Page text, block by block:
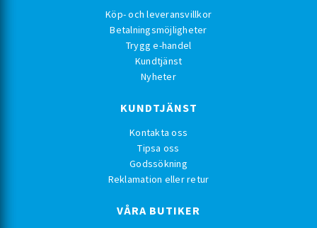
Köp- och leveransvillkor
Betalningsmöjligheter
Trygg e-handel
Kundtjänst
Nyheter
KUNDTJÄNST
Kontakta oss
Tipsa oss
Godssökning
Reklamation eller retur
VÅRA BUTIKER